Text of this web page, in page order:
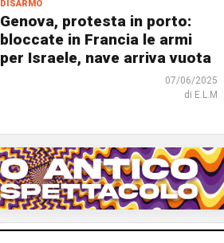
Genova, protesta in porto:
bloccate in Francia le armi
per Israele, nave arriva vuota
07/06/2025
di E.L.M